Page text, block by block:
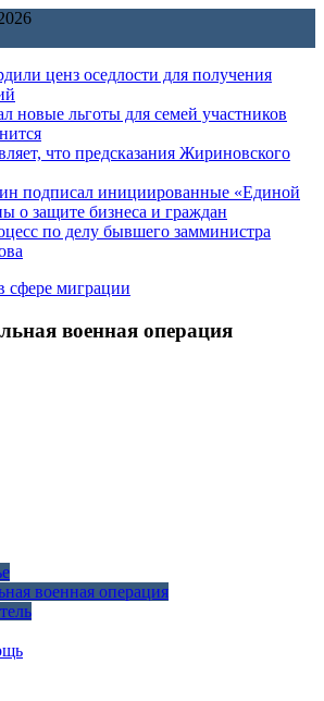
ценз оседлости для получения
новые льготы для семей участников
что предсказания Жириновского
подписал инициированные «Единой
о защите бизнеса и граждан
по делу бывшего замминистра
военная операция
военная операция